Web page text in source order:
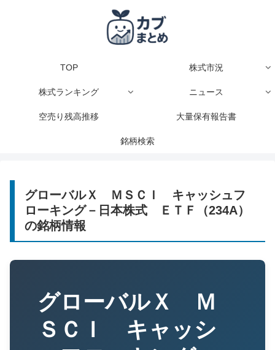
TOP 株式市況
株式ランキング ニュース
空売り残高推移 大量保有報告書
銘柄検索
グローバルＸ ＭＳＣＩ キャッシュフ
ローキング－日本株式 ＥＴＦ（234A）
の銘柄情報
グローバルＸ Ｍ
ＳＣＩ キャッシ